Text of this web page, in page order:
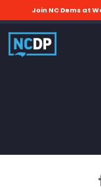
Join NC Dems at